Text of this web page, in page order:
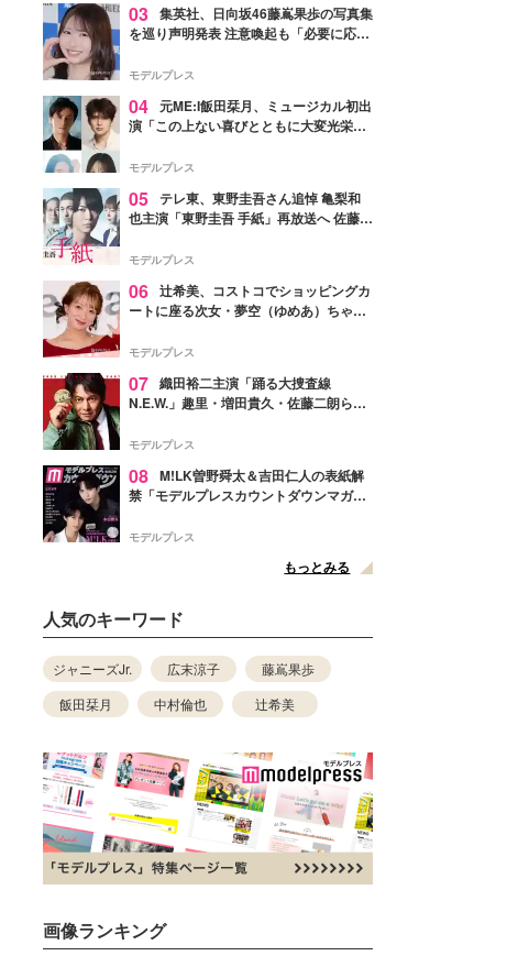
03 集英社、日向坂46藤嶌果歩の写真集
を巡り声明発表 注意喚起も「必要に応じ
モデルプレス
04 元ME:I飯田栞月、ミュージカル初出
演「この上ない喜びとともに大変光栄」
ャスト発表
モデルプレス
05 テレ東、東野圭吾さん追悼 亀梨和
也主演「東野圭吾 手紙」再放送へ 佐藤隆
モデルプレス
06 辻希美、コストコでショッピングカ
ートに座る次女・夢空（ゆめあ）ちゃん
ぎ」「成長を感じる」の声
モデルプレス
07 織田裕二主演「踊る大捜査線
N.E.W.」趣里・増田貴久・佐藤二朗ら新
徴する“謎のキーワード”も
モデルプレス
08 M!LK曽野舜太＆吉田仁人の表紙解
禁「モデルプレスカウントダウンマガジ
モデルプレス
もっとみる
人気のキーワード
ジャニーズJr. 広末涼子
藤嶌果歩
飯田栞月
中村倫也 辻希美
画像ランキング